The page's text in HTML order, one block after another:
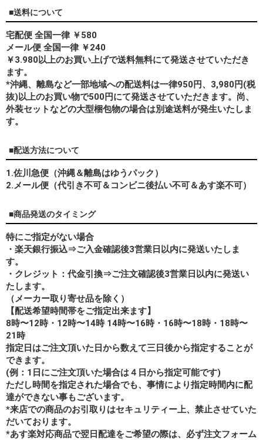
■送料について
宅配便 全国一律 ￥580
メール便 全国一律 ￥240
￥3.980以上のお買い上げで送料無料にて発送させていただき
ます。
*沖縄、離島など一部地域への配送料は一律950円、3,980円(税
抜)以上のお買い物で500円にて発送させていただきます。尚、
外装セットなどの大型梱包物の場合は別途送料が発生いたしま
す。
■配送方法について
1.佐川急便（沖縄＆離島はゆうパック）
2.メール便（代引き不可＆コンビニ後払い不可＆あす楽不可）
■商品発送のタイミング
特にご指定がない場合
・楽天銀行振込⇒ご入金確認後3営業日以内に発送いたしま
す。
・クレジット：代金引換⇒ご注文確認後3営業日以内に発送い
たします。
（メーカー取り寄せ品を除く）
【配送希望時間帯をご指定出来ます】
8時〜12時・12時〜14時 14時〜16時・16時〜18時・18時〜
21時
指定日はご注文頂いた日から数えて三日後から指定することが
できます。
(例：1日にご注文頂いた場合は４日から指定可能です)
ただし時間を指定された場合でも、事情により指定時間内に配
達ができない事もございます。
*来店での商品のお引取りはセキュリティー上、禁止させていた
だいております。
*あす楽対応商品で翌日配達をご希望の際は、必ず注文フォーム